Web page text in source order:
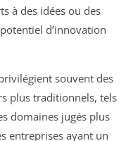
à des idées ou des
d’innovation
souvent des
plus traditionnels, tels
domaines jugés plus
entreprises ayant un